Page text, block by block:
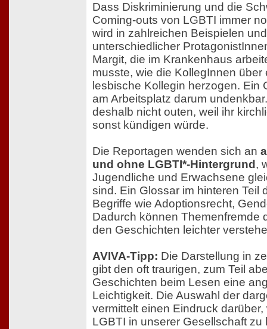
Dass Diskriminierung und die
Coming-outs von LGBTI immer
wird in zahlreichen Beispielen
unterschiedlicher
Margit, die im Krankenhaus
musste, wie die KollegInnen über
lesbische Kollegin herzogen. Ein
am Arbeitsplatz darum
deshalb nicht outen, weil ihr
sonst kündigen würde.
Die Reportagen wenden sich an
und ohne LGBTI*-Hintergrund ,
Jugendliche und Erwachsene
sind. Ein Glossar im hinteren Teil
Begriffe wie Adoptionsrecht,
Dadurch können Themenfremde
den Geschichten leichter
AVIVA-Tipp: Die Darstellung in
gibt den oft traurigen, zum Teil
Geschichten beim Lesen eine
Leichtigkeit. Die Auswahl der
vermittelt einen Eindruck
LGBTI in unserer Gesellschaft zu